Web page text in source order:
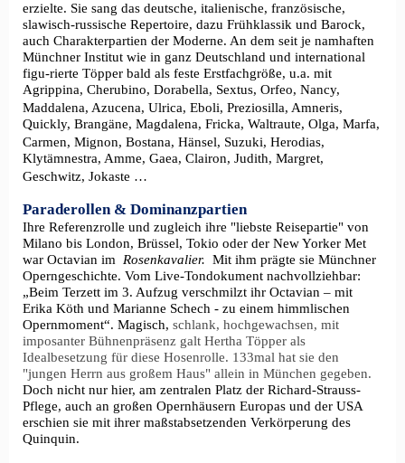
erzielte. Sie sang das deutsche, italienische, französische,
slawisch-russische Repertoire, dazu Frühklassik und Barock,
auch Charakterpartien der Moderne. An dem seit je namhaften
Münchner Institut wie in ganz Deutschland und international
figu-rierte Töpper bald als feste Erstfachgröße, u.a. mit
Agrippina, Cherubino, Dorabella, Sextus, Orfeo, Nancy,
Maddalena, Azucena, Ulrica, Eboli, Preziosilla, Amneris,
Quickly, Brangäne, Magdalena, Fricka, Waltraute, Olga, Marfa,
Carmen, Mignon, Bostana, Hänsel, Suzuki, Herodias,
Klytämnestra, Amme, Gaea, Clairon, Judith, Margret,
Geschwitz, Jokaste …
Paraderollen & Dominanzpartien
Ihre Referenzrolle und zugleich ihre "liebste Reisepartie" von
Milano bis London, Brüssel, Tokio oder der New Yorker Met
war Octavian im Rosenkavalier. Mit ihm prägte sie Münchner
Operngeschichte. Vom Live-Tondokument nachvollziehbar:
„Beim Terzett im 3. Aufzug verschmilzt ihr Octavian – mit
Erika Köth und Marianne Schech - zu einem himmlischen
Opernmoment“. Magisch, schlank, hochgewachsen, mit
imposanter Bühnenpräsenz galt Hertha Töpper als
Idealbesetzung für diese Hosenrolle. 133mal hat sie den
"jungen Herrn aus großem Haus" allein in München gegeben.
Doch nicht nur hier, am zentralen Platz der Richard-Strauss-
Pflege, auch an großen Opernhäusern Europas und der USA
erschien sie mit ihrer maßstabsetzenden Verkörperung des
Quinquin.